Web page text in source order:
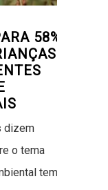
58%
dizem
o tema
tem